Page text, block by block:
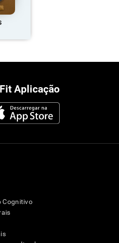
Aplicação
Cognitivo